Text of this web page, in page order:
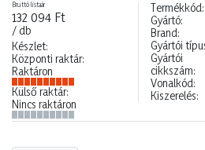
Bruttó listaár
132 094 Ft
/ db
Készlet:
Központi raktár:
Raktáron
Külső raktár:
Nincs raktáron
Termékkód:
Gyártó:
Brand:
Gyártói
Gyártói
cikkszám:
Vonalkód:
Kiszerelés: